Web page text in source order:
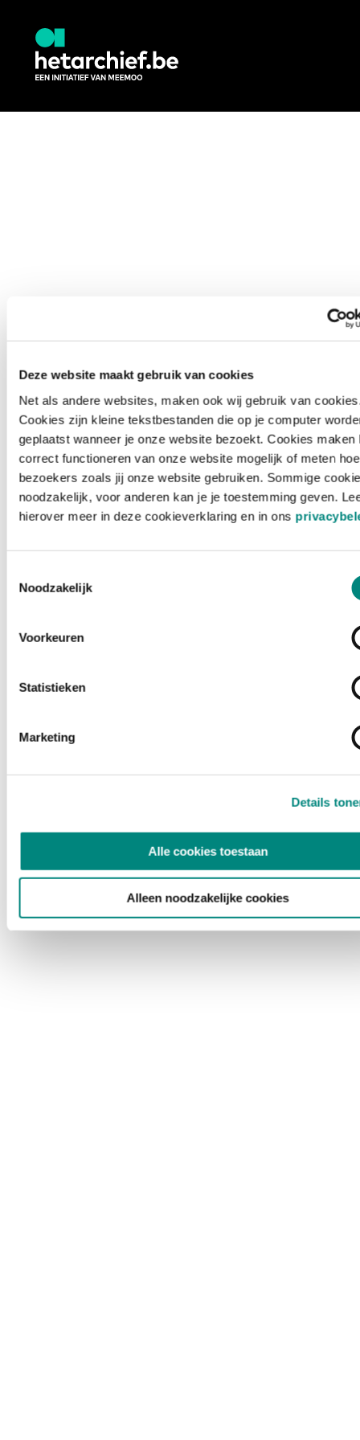
Deze website maakt gebruik van cookies
Net als andere websites, maken ook wij gebruik van
Cookies zijn kleine tekstbestanden die op je computer
geplaatst wanneer je onze website bezoekt. Cookies maken
correct functioneren van onze website mogelijk of meten hoe
bezoekers zoals jij onze website gebruiken. Sommige
noodzakelijk, voor anderen kan je je toestemming geven.
hierover meer in deze cookieverklaring en in ons
Noodzakelijk
Voorkeuren
Statistieken
Marketing
Details
Alle cookies toestaan
Alleen noodzakelijke cookies